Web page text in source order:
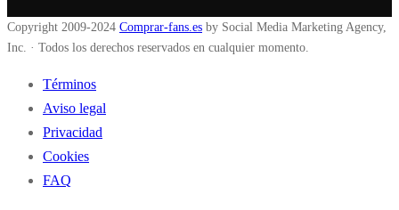
Copyright 2009-2024 Comprar-fans.es by Social Media Marketing Agency,
Inc. · Todos los derechos reservados en cualquier momento.
Términos
Aviso legal
Privacidad
Cookies
FAQ